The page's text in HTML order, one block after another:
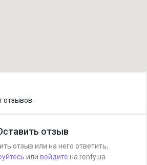
отзыв
отзыв или на него ответить,
или войдите на renty.ua